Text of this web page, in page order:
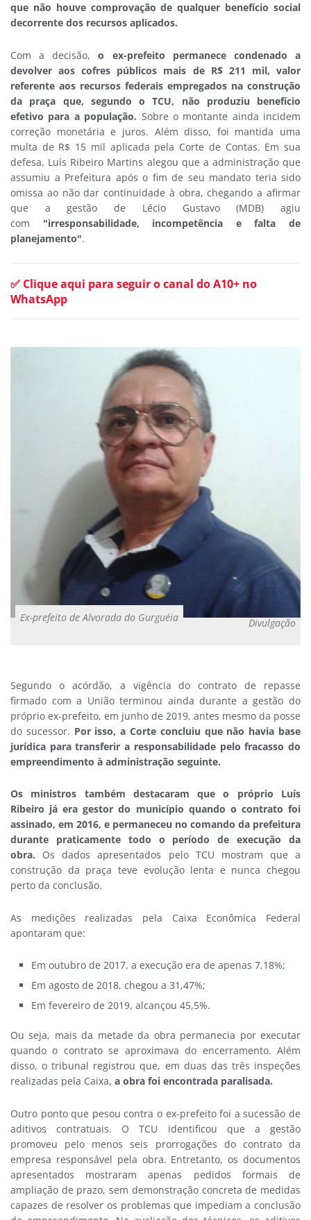
que não houve comprovação de qualquer benefício social
decorrente dos recursos aplicados.
Com a decisão, o ex-prefeito permanece condenado a
devolver aos cofres públicos mais de R$ 211 mil, valor
referente aos recursos federais empregados na construção
da praça que, segundo o TCU, não produziu benefício
efetivo para a população. Sobre o montante ainda incidem
correção monetária e juros. Além disso, foi mantida uma
multa de R$ 15 mil aplicada pela Corte de Contas. Em sua
defesa, Luís Ribeiro Martins alegou que a administração que
assumiu a Prefeitura após o fim de seu mandato teria sido
omissa ao não dar continuidade à obra, chegando a afirmar
que a gestão de Lécio Gustavo (MDB) agiu
com
"irresponsabilidade, incompetência e falta de
planejamento".
✅ Clique aqui para seguir o canal do A10+ no
WhatsApp
Ex-prefeito de Alvorada do Gurguéia Divulgação
Segundo o acórdão, a vigência do contrato de repasse
firmado com a União terminou ainda durante a gestão do
próprio ex-prefeito, em junho de 2019, antes mesmo da posse
do sucessor. Por isso, a Corte concluiu que não havia base
jurídica para transferir a responsabilidade pelo fracasso do
empreendimento à administração seguinte.
Os ministros também destacaram que o próprio Luís
Ribeiro já era gestor do município quando o contrato foi
assinado, em 2016, e permaneceu no comando da prefeitura
durante praticamente todo o período de execução da
obra. Os dados apresentados pelo TCU mostram que a
construção da praça teve evolução lenta e nunca chegou
perto da conclusão.
As medições realizadas pela Caixa Econômica Federal
apontaram que:
Em outubro de 2017, a execução era de apenas 7,18%;
Em agosto de 2018, chegou a 31,47%;
Em fevereiro de 2019, alcançou 45,5%.
Ou seja, mais da metade da obra permanecia por executar
quando o contrato se aproximava do encerramento. Além
disso, o tribunal registrou que, em duas das três inspeções
realizadas pela Caixa, a obra foi encontrada paralisada.
Outro ponto que pesou contra o ex-prefeito foi a sucessão de
aditivos contratuais. O TCU identificou que a gestão
promoveu pelo menos seis prorrogações do contrato da
empresa responsável pela obra. Entretanto, os documentos
apresentados mostraram apenas pedidos formais de
ampliação de prazo, sem demonstração concreta de medidas
capazes de resolver os problemas que impediam a conclusão